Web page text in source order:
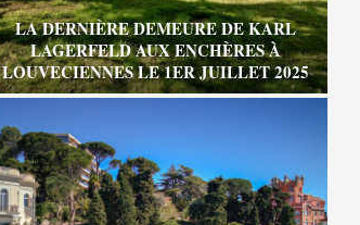
LA DERNIÈRE DEMEURE DE KARL
LAGERFELD AUX ENCHÈRES À
LOUVECIENNES LE 1ER JUILLET 2025